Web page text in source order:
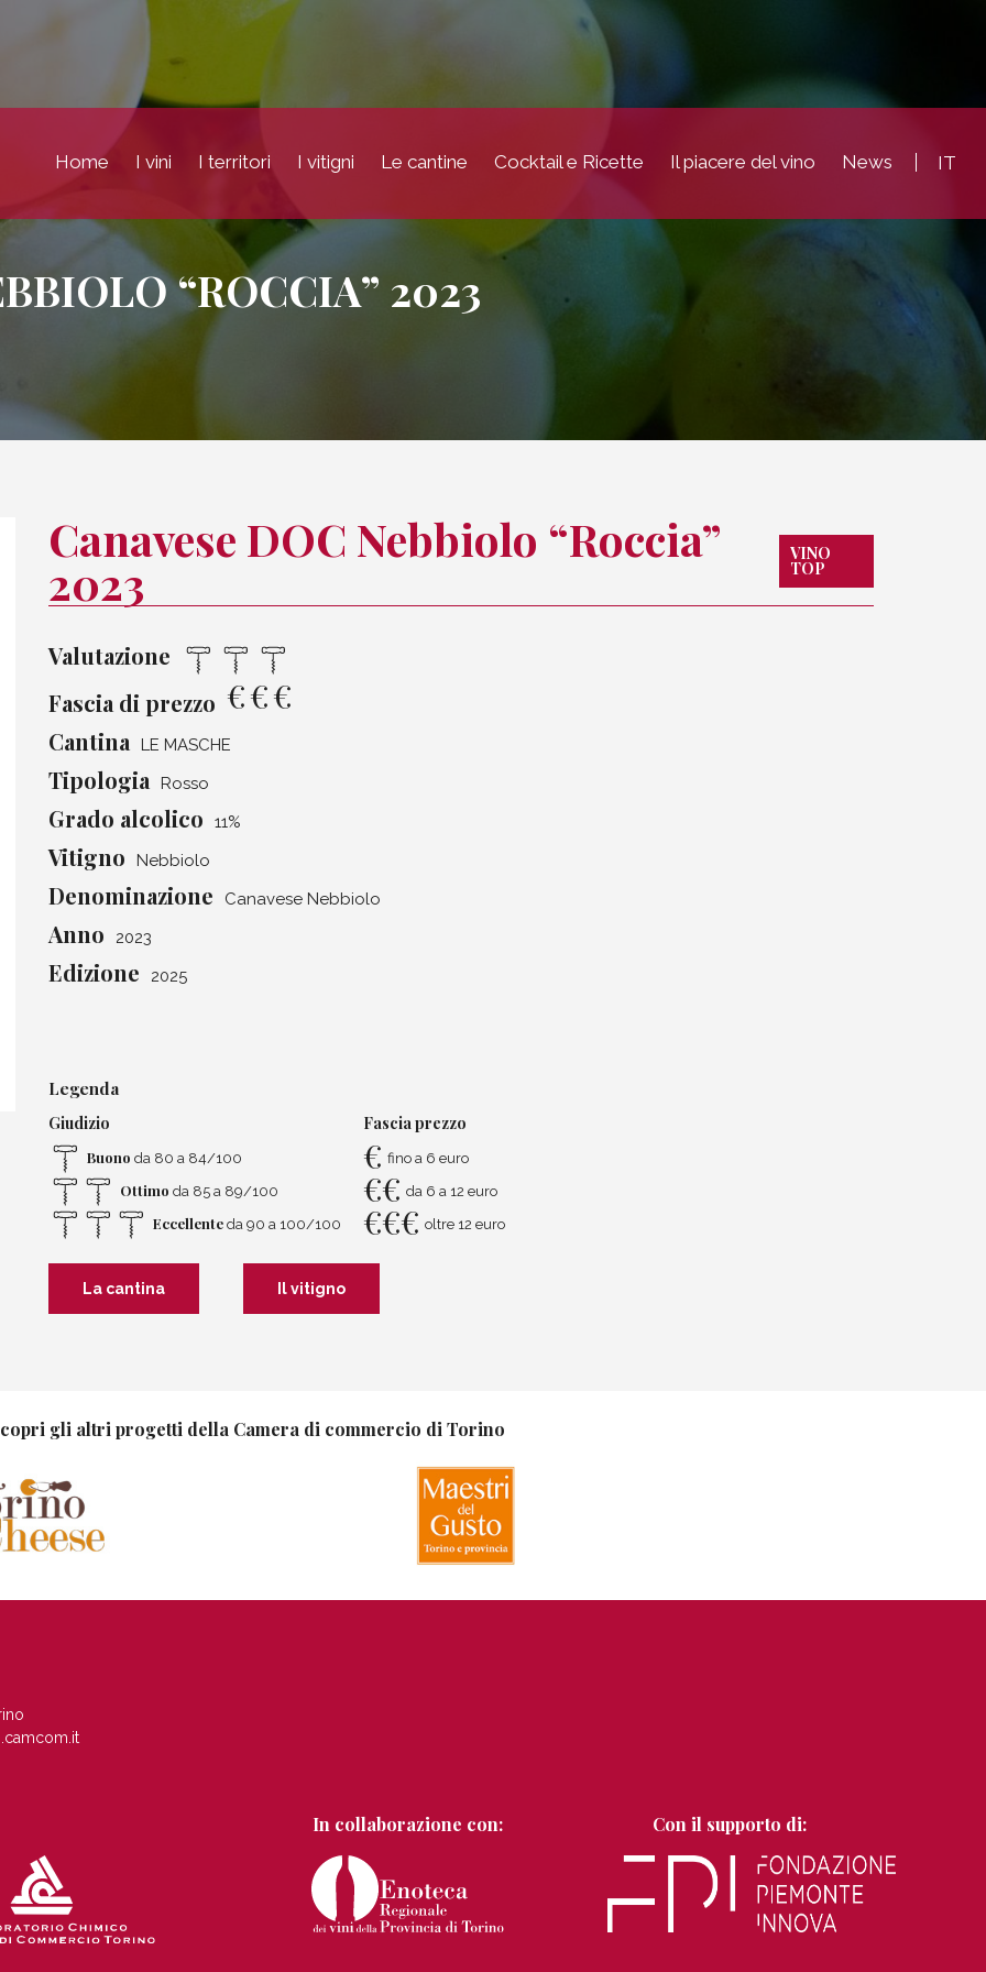
Home I vini I territori I vitigni Le cantine Cocktail e Ricette Il piacere del vino News IT
“ROCCIA” 2023
Canavese DOC Nebbiolo “Roccia”
2023
VINO
TOP
Valutazione
Fascia di prezzo €€€
Cantina LE MASCHE
Tipologia Rosso
Grado alcolico 11%
Vitigno Nebbiolo
Denominazione Canavese Nebbiolo
Anno 2023
Edizione 2025
Legenda
Giudizio
Buono da 80 a 84/100
Ottimo da 85 a 89/100
Eccellente da 90 a 100/100
Fascia prezzo
€ fino a 6 euro
€€ da 6 a 12 euro
€€€ oltre 12 euro
La cantina Il vitigno
gli altri progetti della Camera di commercio di Torino
In collaborazione con: Con il supporto di: